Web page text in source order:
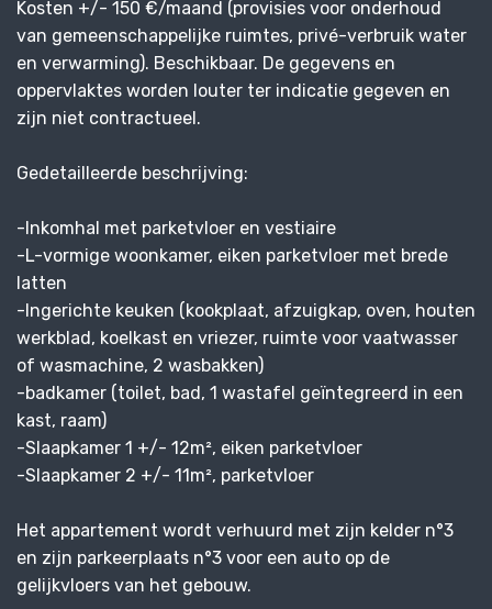
Kosten +/- 150 €/maand (provisies voor onderhoud
van gemeenschappelijke ruimtes, privé-verbruik water
en verwarming). Beschikbaar. De gegevens en
oppervlaktes worden louter ter indicatie gegeven en
zijn niet contractueel.
Gedetailleerde beschrijving:
-Inkomhal met parketvloer en vestiaire
-L-vormige woonkamer, eiken parketvloer met brede
latten
-Ingerichte keuken (kookplaat, afzuigkap, oven, houten
werkblad, koelkast en vriezer, ruimte voor vaatwasser
of wasmachine, 2 wasbakken)
-badkamer (toilet, bad, 1 wastafel geïntegreerd in een
kast, raam)
-Slaapkamer 1 +/- 12m², eiken parketvloer
-Slaapkamer 2 +/- 11m², parketvloer
Het appartement wordt verhuurd met zijn kelder n°3
en zijn parkeerplaats n°3 voor een auto op de
gelijkvloers van het gebouw.